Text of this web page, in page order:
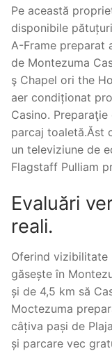
Pe această
disponibile
A-Frame preparat
de Montezuma
ş Chapel ori the
aer condiționat
Casino.
parcaj toaletă.Ăst
un televiziune de
Flagstaff Pulliam
Evaluări
reali.
Oferind vizibilitate
găsește în
și de 4,5 km să
Moctezuma
câțiva pași de
și parcare vec